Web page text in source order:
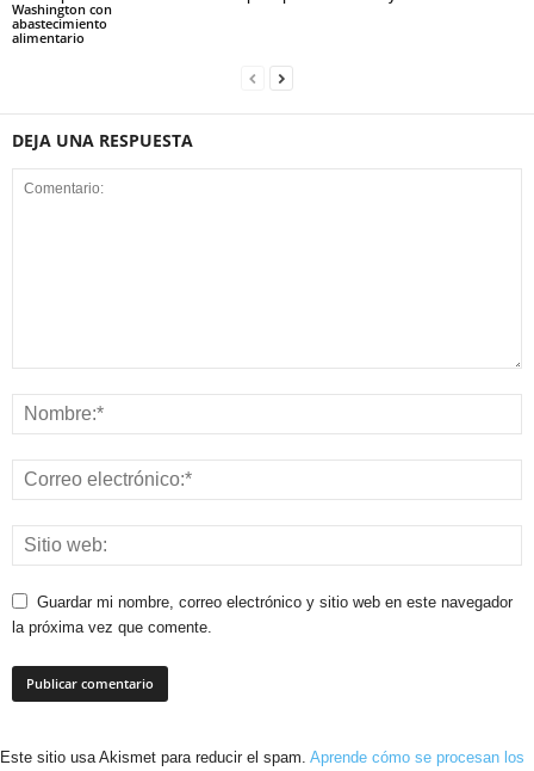
Washington con
abastecimiento
alimentario
DEJA UNA RESPUESTA
Guardar mi nombre, correo electrónico y sitio web en este navegador
la próxima vez que comente.
Este sitio usa Akismet para reducir el spam. Aprende cómo se procesan los